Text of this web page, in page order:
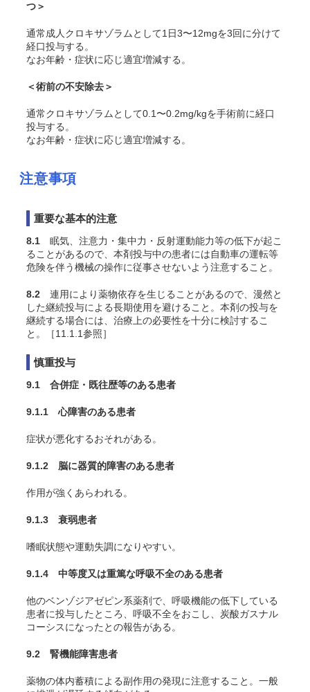
つ＞
通常成人クロキサゾラムとして1日3〜12mgを3回に分けて
経口投与する。
なお年齢・症状に応じ適宜増減する。
＜術前の不安除去＞
通常クロキサゾラムとして0.1〜0.2mg/kgを手術前に経口
投与する。
なお年齢・症状に応じ適宜増減する。
注意事項
重要な基本的注意
8.1 眠気、注意力・集中力・反射運動能力等の低下が起こ
ることがあるので、本剤投与中の患者には自動車の運転等
危険を伴う機械の操作に従事させないよう注意すること。
8.2 連用により薬物依存を生じることがあるので、漫然と
した継続投与による長期使用を避けること。本剤の投与を
継続する場合には、治療上の必要性を十分に検討するこ
と。［11.1.1参照］
慎重投与
9.1 合併症・既往歴等のある患者
9.1.1 心障害のある患者
症状が悪化するおそれがある。
9.1.2 脳に器質的障害のある患者
作用が強くあらわれる。
9.1.3 衰弱患者
嗜眠状態や運動失調になりやすい。
9.1.4 中等度又は重篤な呼吸不全のある患者
他のベンゾジアゼピン系薬剤で、呼吸機能の低下している
患者に投与したところ、呼吸不全をおこし、炭酸ガスナル
コーシスになったとの報告がある。
9.2 腎機能障害患者
薬物の体内蓄積による副作用の発現に注意すること。一般